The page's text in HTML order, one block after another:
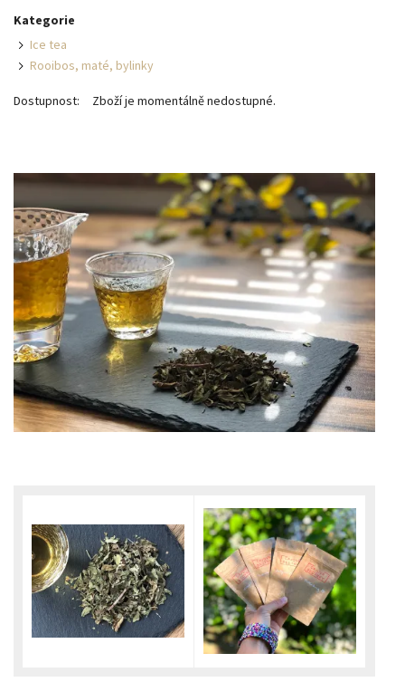
Kategorie
Ice tea
Rooibos, maté, bylinky
Dostupnost: Zboží je momentálně nedostupné.